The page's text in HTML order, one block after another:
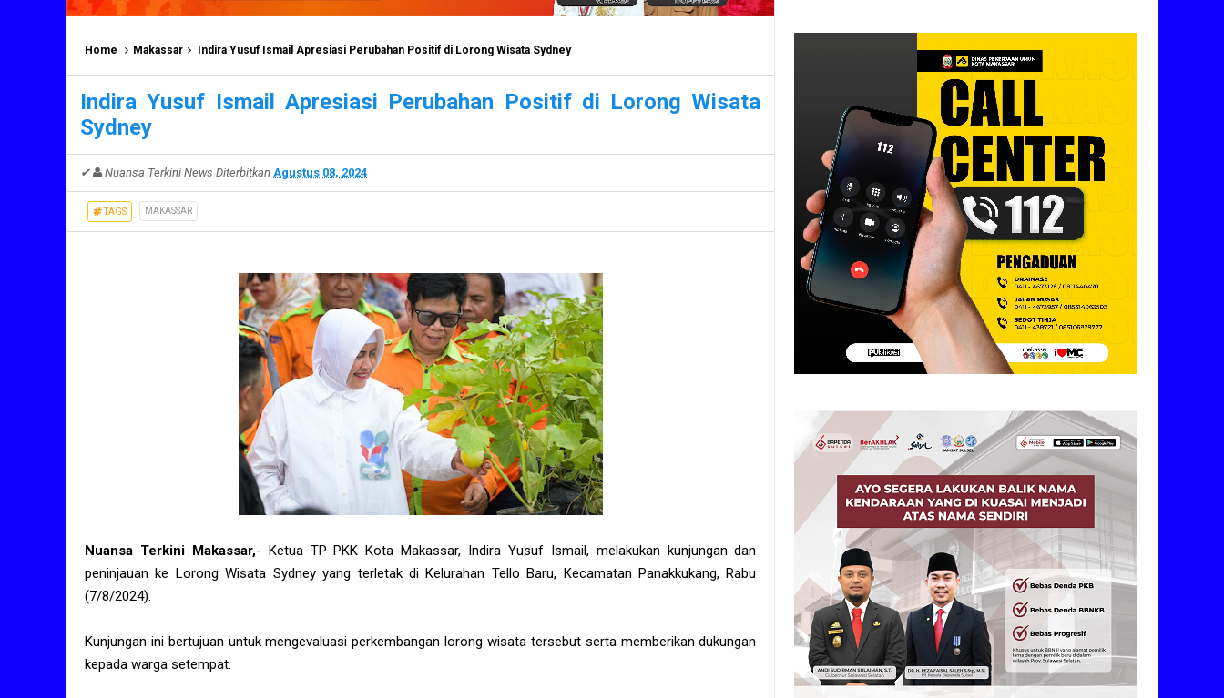
Home Makassar Indira Yusuf Ismail Apresiasi Perubahan Positif di Lorong Wisata Sydney
Indira Yusuf Ismail Apresiasi Perubahan Positif di Lorong Wisata
Sydney
✔ Nuansa Terkini News Diterbitkan Agustus 08, 2024
TAGS MAKASSAR
Nuansa Terkini Makassar,- Ketua TP PKK Kota Makassar, Indira Yusuf Ismail, melakukan kunjungan dan
peninjauan ke Lorong Wisata Sydney yang terletak di Kelurahan Tello Baru, Kecamatan Panakkukang, Rabu
(7/8/2024).
Kunjungan ini bertujuan untuk mengevaluasi perkembangan lorong wisata tersebut serta memberikan dukungan
kepada warga setempat.